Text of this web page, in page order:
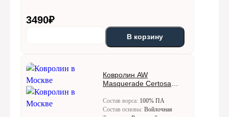
3490₽
В корзину
Ковролин AW
Masquerade Certosa
Состав ворса: 100% ПА
Состав основы: Войлочная